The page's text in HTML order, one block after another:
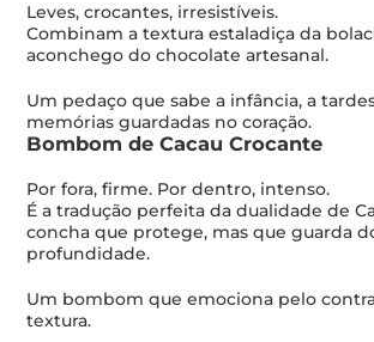
Leves, crocantes, irresistíveis.
Combinam a textura estaladiça da
aconchego do chocolate artesanal.
Um pedaço que sabe a infância, a
memórias guardadas no coração.
Bombom de Cacau Crocante
Por fora, firme. Por dentro, intenso.
É a tradução perfeita da dualidade de
concha que protege, mas que guarda
profundidade.
Um bombom que emociona pelo
textura.